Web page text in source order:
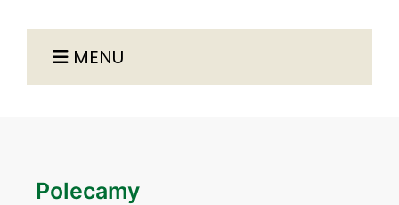
MENU
Polecamy